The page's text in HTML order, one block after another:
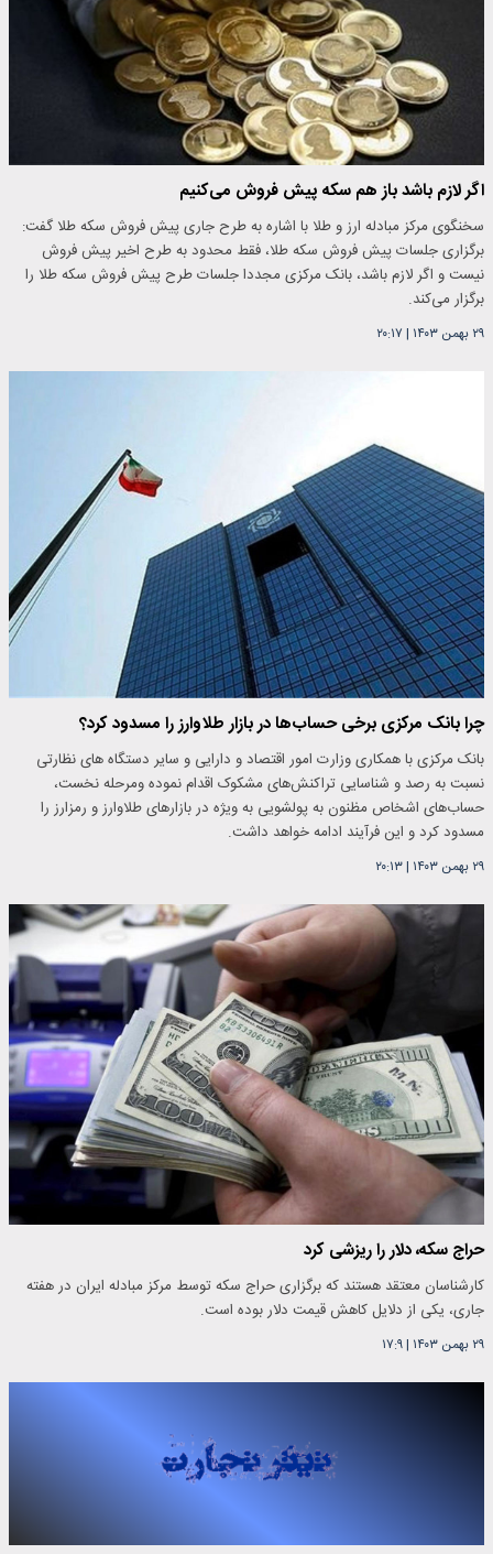
اگر لازم باشد باز هم سکه پیش فروش می‌کنیم
سخنگوی مرکز مبادله ارز و طلا با اشاره به طرح جاری پیش فروش سکه طلا گفت:
برگزاری جلسات پیش فروش سکه طلا، فقط محدود به طرح اخیر پیش فروش
نیست و اگر لازم باشد، بانک مرکزی مجددا جلسات طرح پیش فروش سکه طلا را
برگزار می‌کند.
۲۹ بهمن ۱۴۰۳ | ۲۰:۱۷
چرا بانک مرکزی برخی حساب‌ها در بازار طلاوارز را مسدود کرد؟
بانک مرکزی با همکاری وزارت امور اقتصاد و دارایی و سایر دستگاه های نظارتی
نسبت به رصد و شناسایی تراکنش‌های مشکوک اقدام نموده ومرحله نخست،
حساب‌های اشخاص مظنون به پولشویی به ویژه در بازارهای طلاوارز و رمزارز را
مسدود کرد و این فرآیند ادامه خواهد داشت.
۲۹ بهمن ۱۴۰۳ |۲۰:۱۳
حراج سکه، دلار را ریزشی کرد
کارشناسان معتقد هستند که برگزاری حراج سکه توسط مرکز مبادله ایران در هفته
جاری، یکی از دلایل کاهش قیمت دلار بوده است.
۲۹ بهمن ۱۴۰۳ |۱۷:۹